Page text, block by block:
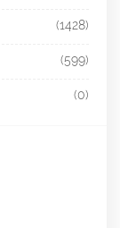
(1428)
(599)
(0)